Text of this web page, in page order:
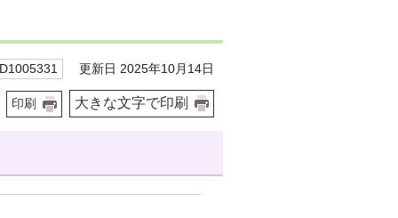
更新日 2025年10月14日
印刷 大きな文字で印刷